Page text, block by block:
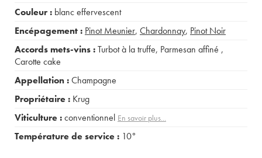
Couleur : blanc effervescent
Encépagement : Pinot Meunier, Chardonnay, Pinot Noir
Accords mets-vins :Turbot à la truffe, Parmesan affiné ,
Carotte cake
Appellation :Champagne
Propriétaire : Krug
Viticulture :conventionnel En savoir plus...
Température de service : 10°